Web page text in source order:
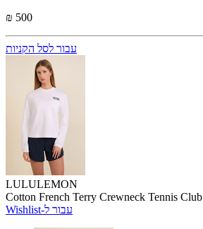
₪ 500
עבור לסל הקניות
LULULEMON
Cotton French Terry Crewneck Tennis Club
Wishlist-עבור ל